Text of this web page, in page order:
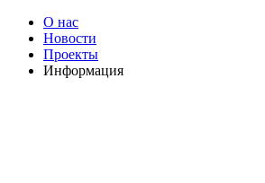
О нас
Новости
Проекты
Информация